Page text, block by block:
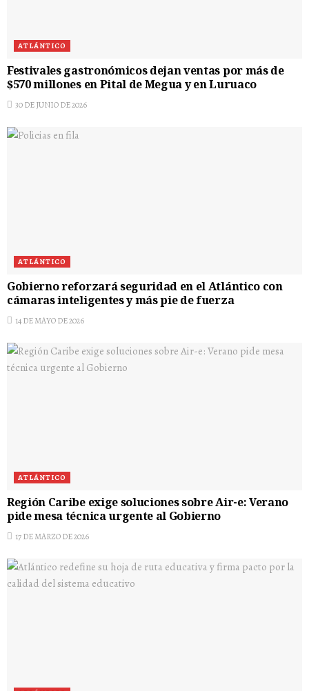
ATLÁNTICO
Festivales gastronómicos dejan ventas por más de
$570 millones en Pital de Megua y en Luruaco
30 DE JUNIO DE 2026
ATLÁNTICO
Gobierno reforzará seguridad en el Atlántico con
cámaras inteligentes y más pie de fuerza
14 DE MAYO DE 2026
ATLÁNTICO
Región Caribe exige soluciones sobre Air-e: Verano
pide mesa técnica urgente al Gobierno
17 DE MARZO DE 2026